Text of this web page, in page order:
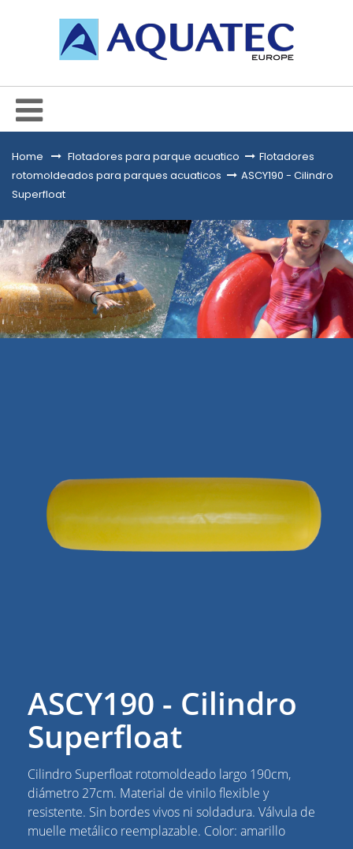
Home &gt;Flotadores para parque acuatico > Flotadores
rotomoldeados para parques acuaticos > ASCY190 - Cilindro
Superfloat
ASCY190 - Cilindro
Superfloat
Cilindro Superfloat rotomoldeado largo 190cm,
diámetro 27cm. Material de vinilo flexible y
resistente. Sin bordes vivos ni soldadura. Válvula de
muelle metálico reemplazable. Color: amarillo